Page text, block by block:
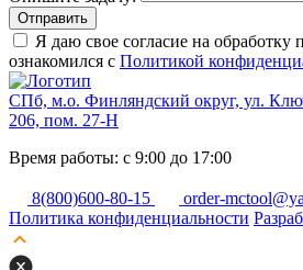
Отправить
Я даю свое согласие на
ознакомился с Политикой
СПб, м.о. Финляндский округ, ул.
206, пом. 27-Н
Время работы: с 9:00 до 17:00
8(800)600-80-15
order-
Политика конфиденциальности